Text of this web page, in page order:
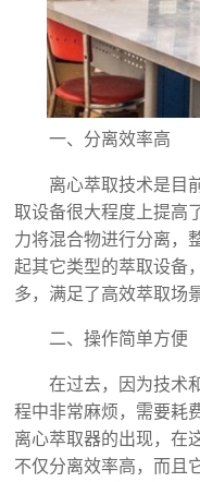
一、分离效率高
离心萃取技术是目
取设备很大程度上提高
力将混合物进行分离，
起其它类型的萃取设备
多，满足了高效萃取场
二、操作简单方便
在过去，因为技术
程中非常麻烦，需要耗
离心萃取器的出现，在
不仅分离效率高，而且